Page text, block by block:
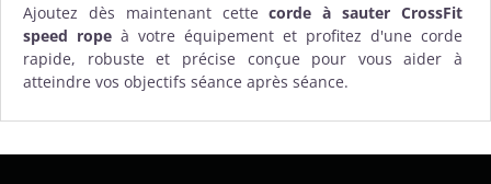
Ajoutez dès maintenant cettecorde à sauter CrossFit
speed rope à votre équipement et profitez d'une corde
rapide, robuste et précise conçue pour vous aider à
atteindre vos objectifs séance après séance.